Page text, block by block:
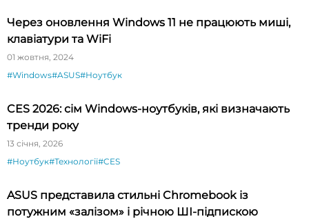
Через оновлення Windows 11 не працюють миші,
клавіатури та WiFi
01 жовтня, 2024
#Windows#ASUS#Ноутбук
CES 2026: сім Windows-ноутбуків, які визначають
тренди року
13 січня, 2026
#Ноутбук#Технології#CES
ASUS представила стильні Chromebook із
потужним «залізом» і річною ШІ-підпискою